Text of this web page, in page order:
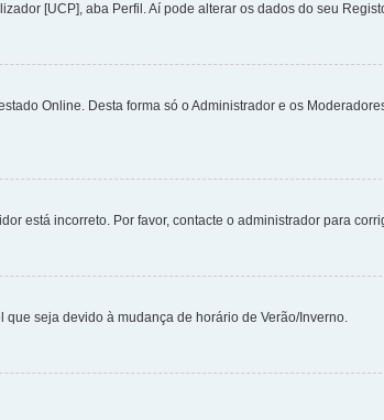
[UCP], aba Perfil. Aí pode alterar os dados do seu
Online. Desta forma só o Administrador e os
está incorreto. Por favor, contacte o administrador para
seja devido à mudança de horário de Verão/Inverno.